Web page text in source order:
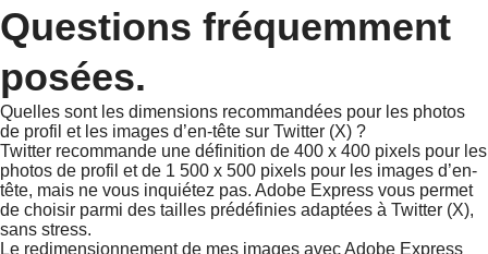
Questions fréquemment
posées.
Quelles sont les dimensions recommandées pour les photos
de profil et les images d’en-tête sur Twitter (X) ?
Twitter recommande une définition de 400 x 400 pixels pour les
photos de profil et de 1 500 x 500 pixels pour les images d’en-
tête, mais ne vous inquiétez pas. Adobe Express vous permet
de choisir parmi des tailles prédéfinies adaptées à Twitter (X),
sans stress.
Le redimensionnement de mes images avec Adobe Express